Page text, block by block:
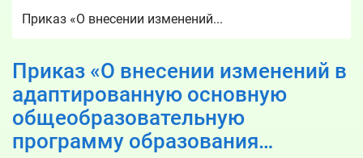
Приказ «О внесении изменений...
Приказ «О внесении изменений в
адаптированную основную
общеобразовательную
программу образования…